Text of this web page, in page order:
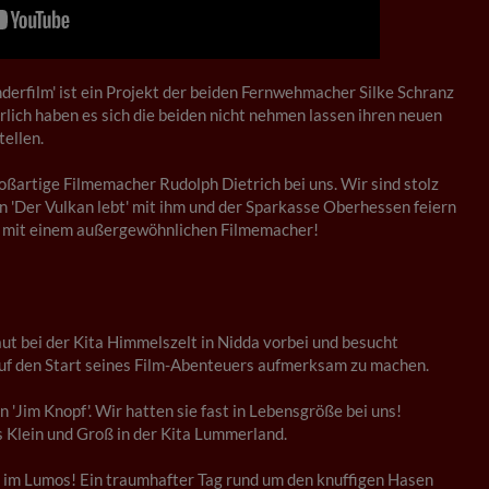
ist ein Projekt der beiden Fernwehmacher Silke Schranz
haben es sich die beiden nicht nehmen lassen ihren neuen
Filmemacher Rudolph Dietrich bei uns. Wir sind stolz
'Der Vulkan lebt' mit ihm und der Sparkasse Oberhessen feiern
einem außergewöhnlichen Filmemacher!
bei der Kita Himmelszelt in Nidda vorbei und besucht
den Start seines Film-Abenteuers aufmerksam zu machen.
'Jim Knopf'. Wir hatten sie fast in Lebensgröße bei uns!
und Groß in der Kita Lummerland.
im Lumos! Ein traumhafter Tag rund um den knuffigen Hasen